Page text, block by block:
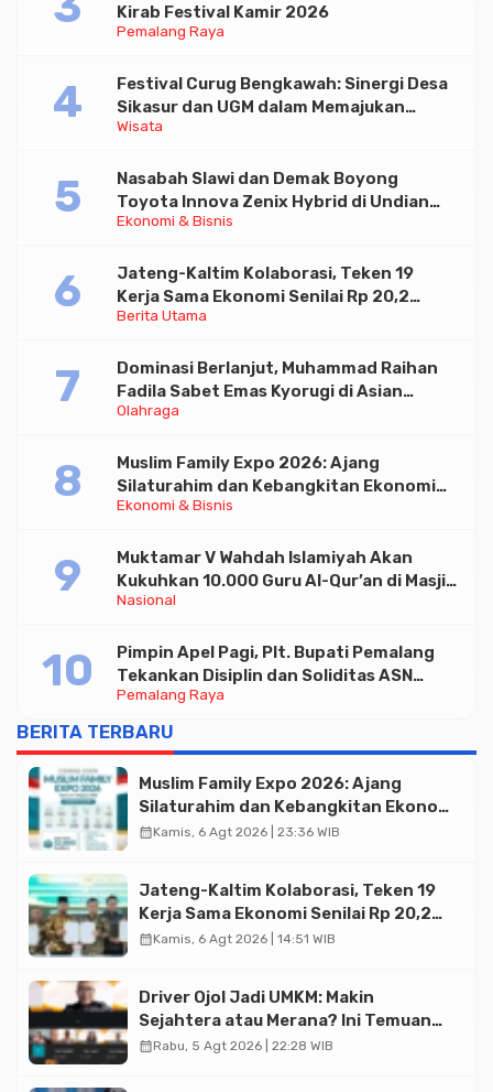
Pemalang Raya
Kirab Festival Kamir 2026
Wisata
Festival Curug Bengkawah: Sinergi Desa
Sikasur dan UGM dalam Memajukan
Wisata serta UMKM Lokal
Ekonomi & Bisnis
Nasabah Slawi dan Demak Boyong
Toyota Innova Zenix Hybrid di Undian
Tabungan Bima Bank Jateng
Berita Utama
Jateng-Kaltim Kolaborasi, Teken 19
Kerja Sama Ekonomi Senilai Rp 20,2
Triliun
Olahraga
Dominasi Berlanjut, Muhammad Raihan
Fadila Sabet Emas Kyorugi di Asian
Taekwondo Indonesia Open 2026
Ekonomi & Bisnis
Muslim Family Expo 2026: Ajang
Silaturahim dan Kebangkitan Ekonomi
Halal di Jakarta
Nasional
Muktamar V Wahdah Islamiyah Akan
Kukuhkan 10.000 Guru Al-Qur’an di Masjid
Istiqlal
Pemalang Raya
Pimpin Apel Pagi, Plt. Bupati Pemalang
Tekankan Disiplin dan Soliditas ASN
untuk Pelayanan Publik
BERITA TERBARU
Muslim Family Expo 2026: Ajang
Silaturahim dan Kebangkitan Ekonomi
Halal di Jakarta
calendar_monthKamis, 6 Agt 2026 | 23:36 WIB
Jateng-Kaltim Kolaborasi, Teken 19
Kerja Sama Ekonomi Senilai Rp 20,2
Triliun
calendar_monthKamis, 6 Agt 2026 | 14:51 WIB
Driver Ojol Jadi UMKM: Makin
Sejahtera atau Merana? Ini Temuan
Diskusi Paramadina
calendar_monthRabu, 5 Agt 2026 | 22:28 WIB